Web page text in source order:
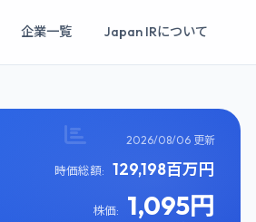
企業一覧 Japan IRについて
2026/08/06 更新
時価総額: 129,198百万円
株価: 1,095円